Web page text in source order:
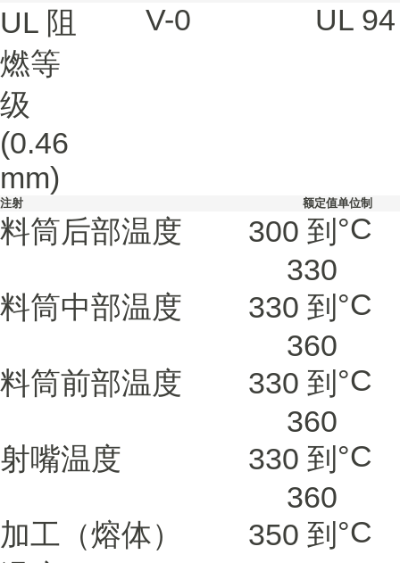
UL 阻
燃等
级
(0.46
mm)
V-0 UL 94
注射 额定值单位制
料筒后部温度
300 到
330
°C
料筒中部温度
330 到
360
°C
料筒前部温度
330 到
360
°C
射嘴温度
330 到
360
°C
加工（熔体）
350 到 °C